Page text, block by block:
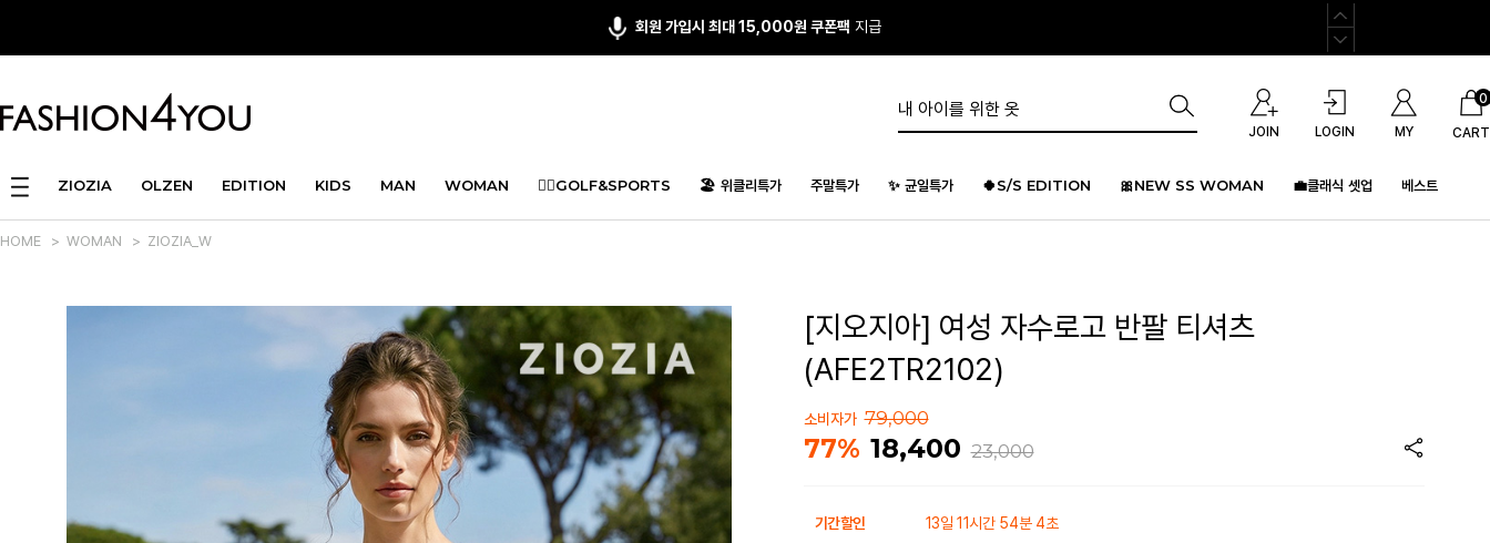
회원 가입시 최대 15,000원 쿠폰팩 지급
JOIN LOGIN MY CART
0
ZIOZIA OLZEN EDITION KIDS MAN WOMAN 🏌️‍♂️GOLF&SPORTS 🏖️ 위클리특가 주말특가 ✨ 균일특가 🍀S/S EDITION 🎀NEW SS WOMAN 💼클래식 셋업 베스트
HOME > WOMAN > ZIOZIA_W
[지오지아] 여성 자수로고 반팔 티셔츠
(AFE2TR2102)
소비자가 79,000
77% 18,400 23,000
기간할인
13일 11시간 54분 4초